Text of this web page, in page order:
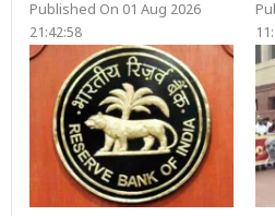
Published On 01 Aug 2026
21:42:58